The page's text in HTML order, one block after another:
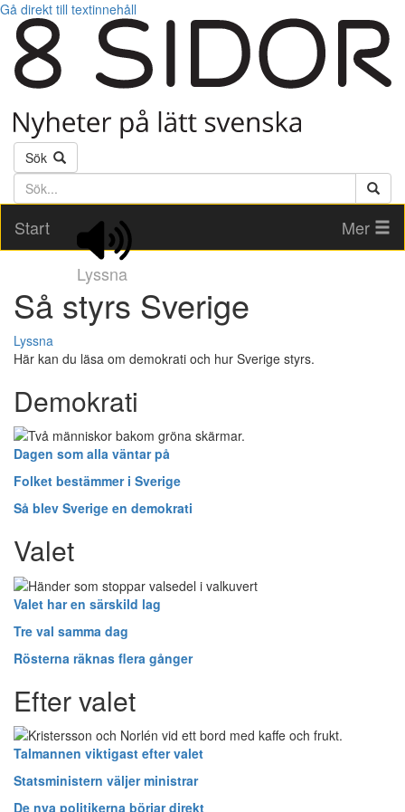
Gå direkt till textinnehåll
Sök
Söktext
Start
Lyssna
Mer
Så styrs Sverige
Lyssna
Här kan du läsa om demokrati och hur Sverige styrs.
Demokrati
Dagen som alla väntar på
Folket bestämmer i Sverige
Så blev Sverige en demokrati
Valet
Valet har en särskild lag
Tre val samma dag
Rösterna räknas flera gånger
Efter valet
Talmannen viktigast efter valet
Statsministern väljer ministrar
De nya politikerna börjar direkt